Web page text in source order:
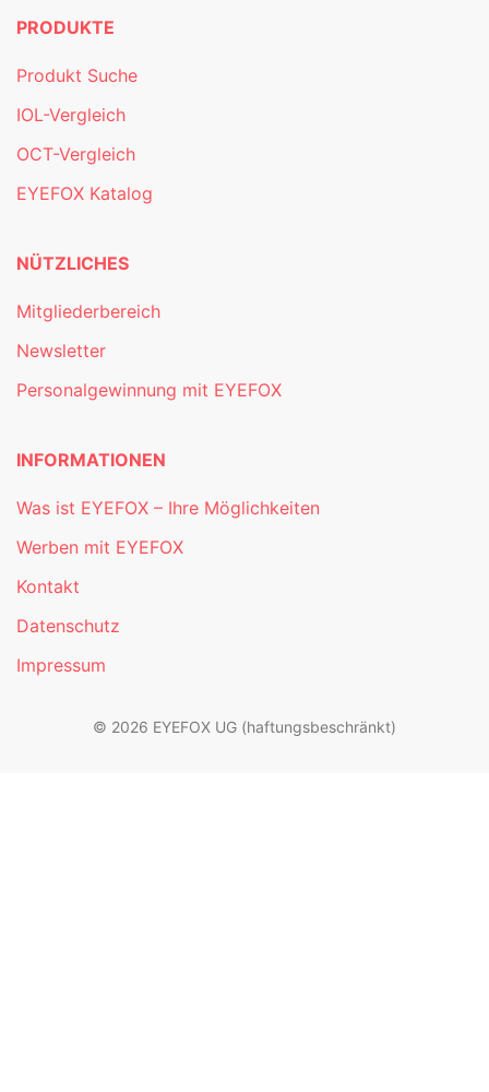
PRODUKTE
Produkt Suche
IOL-Vergleich
OCT-Vergleich
EYEFOX Katalog
NÜTZLICHES
Mitgliederbereich
Newsletter
Personalgewinnung mit EYEFOX
INFORMATIONEN
Was ist EYEFOX – Ihre Möglichkeiten
Werben mit EYEFOX
Kontakt
Datenschutz
Impressum
© 2026 EYEFOX UG (haftungsbeschränkt)